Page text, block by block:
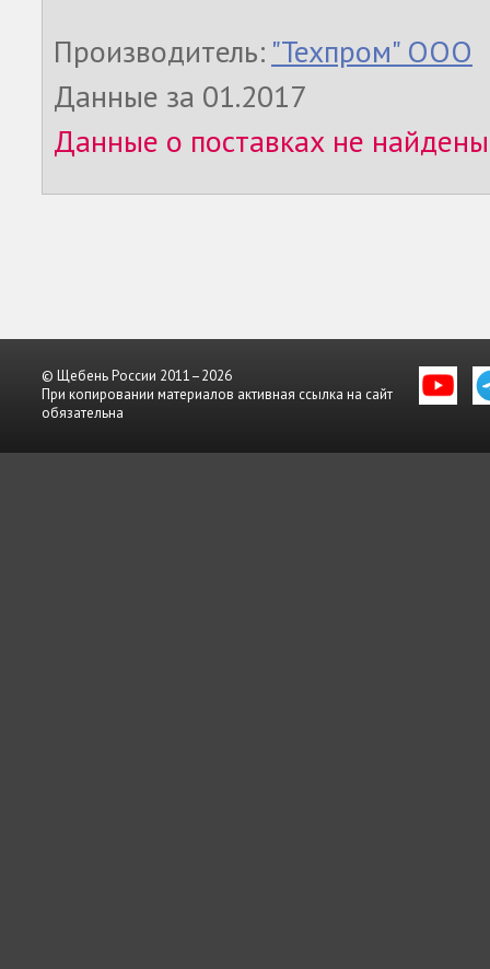
Производитель: "Техпром" ООО
Данные за 01.2017
Данные о поставках не найдены
© Щебень России 2011–2026
При копировании материалов активная ссылка на сайт
обязательна